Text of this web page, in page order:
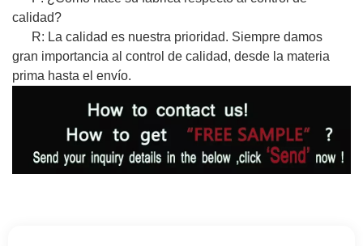
calidad?
R: La calidad es nuestra prioridad. Siempre damos
gran importancia al control de calidad, desde la materia
prima hasta el envío.